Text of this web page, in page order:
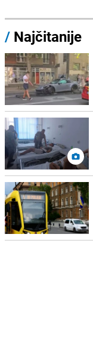
/ Najčitanije